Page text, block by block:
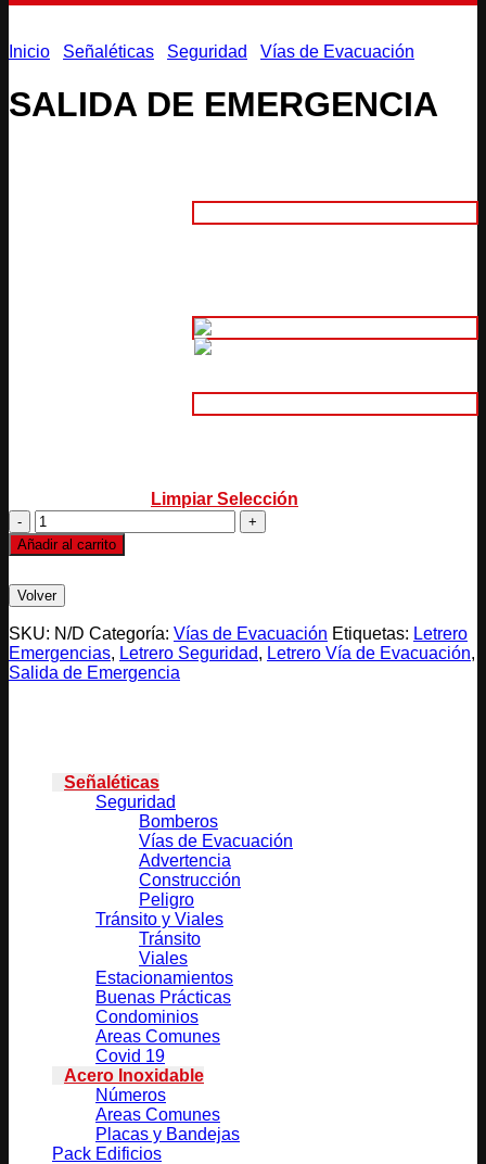
Inicio Señaléticas Seguridad Vías de Evacuación
SALIDA DE EMERGENCIA
Limpiar Selección
SALIDA
DE
EMERGENCIA
Añadir al carrito
SKU: N/D Categoría: Vías de Evacuación Etiquetas: Letrero
Emergencias, Letrero Seguridad, Letrero Vía de Evacuación,
Salida de Emergencia
Señaléticas
Seguridad
Bomberos
Vías de Evacuación
Advertencia
Construcción
Peligro
Tránsito y Viales
Tránsito
Viales
Estacionamientos
Buenas Prácticas
Condominios
Areas Comunes
Covid 19
Acero Inoxidable
Números
Areas Comunes
Placas y Bandejas
Pack Edificios